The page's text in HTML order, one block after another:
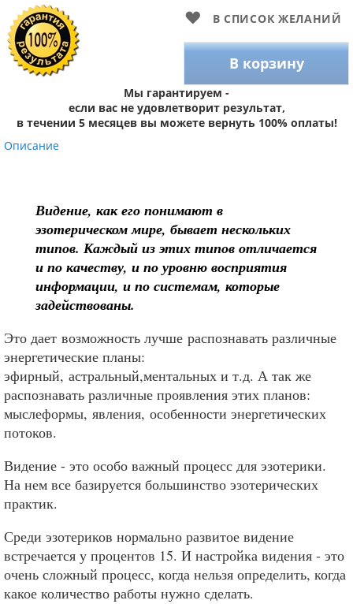
В СПИСОК ЖЕЛАНИЙ
В корзину
Мы гарантируем -
если вас не удовлетворит результат,
в течении 5 месяцев вы можете вернуть 100% оплаты!
Описание
Видение, как его понимают в
эзотерическом мире, бывает нескольких
типов. Каждый из этих типов отличается
и по качеству, и по уровню восприятия
информации, и по системам, которые
задействованы.
Это дает возможность лучше распознавать различные
энергетические планы:
эфирный, астральный,ментальных и т.д. А так же
распознавать различные проявления этих планов:
мыслеформы, явления, особенности энергетических
потоков.
Видение - это особо важный процесс для эзотерики.
На нем все базируется большинство эзотерических
практик.
Среди эзотериков нормально развитое видение
встречается у процентов 15. И настройка видения - это
очень сложный процесс, когда нельзя определить, когда
какое количество работы нужно сделать.